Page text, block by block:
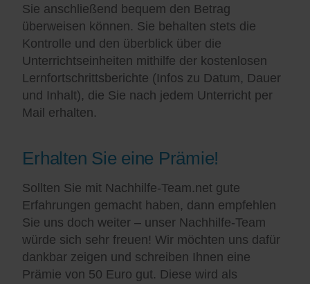
Sie anschließend bequem den Betrag
überweisen können. Sie behalten stets die
Kontrolle und den überblick über die
Unterrichtseinheiten mithilfe der kostenlosen
Lernfortschrittsberichte (Infos zu Datum, Dauer
und Inhalt), die Sie nach jedem Unterricht per
Mail erhalten.
Erhalten Sie eine Prämie!
Sollten Sie mit Nachhilfe-Team.net gute
Erfahrungen gemacht haben, dann empfehlen
Sie uns doch weiter – unser Nachhilfe-Team
würde sich sehr freuen! Wir möchten uns dafür
dankbar zeigen und schreiben Ihnen eine
Prämie von 50 Euro gut. Diese wird als